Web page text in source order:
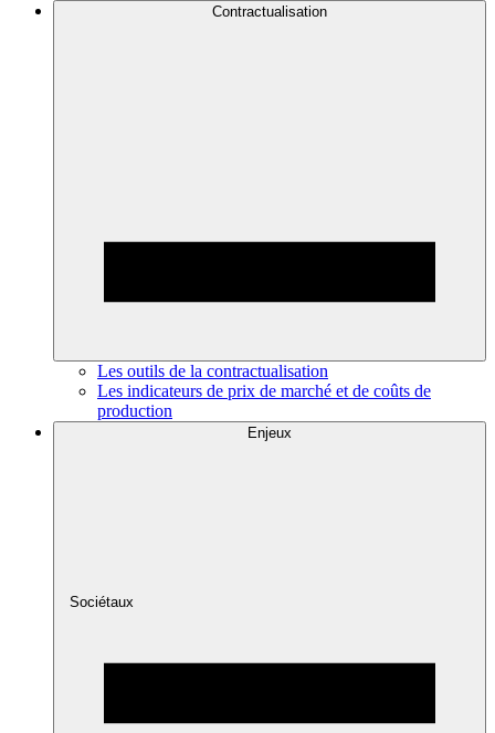
Contractualisation
Les outils de la contractualisation
Les indicateurs de prix de marché et de coûts de
production
Enjeux
Sociétaux